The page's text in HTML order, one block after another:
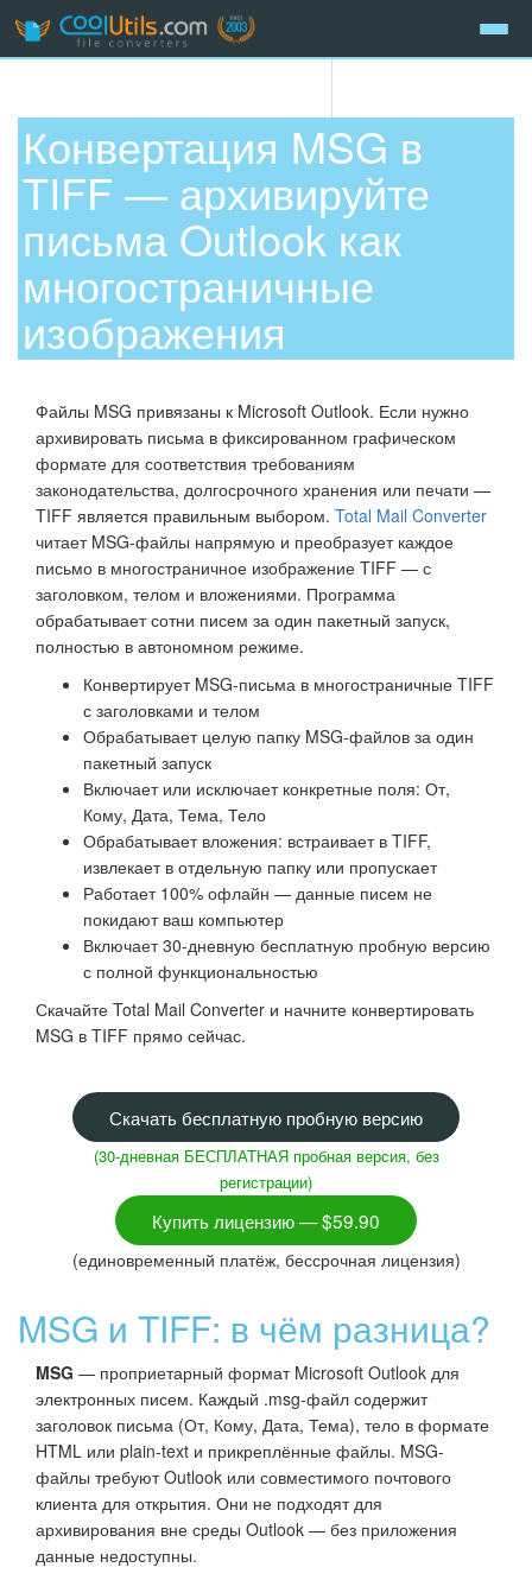
Конвертация MSG в
TIFF — архивируйте
письма Outlook как
многостраничные
изображения
Файлы MSG привязаны к Microsoft Outlook. Если нужно
архивировать письма в фиксированном графическом
формате для соответствия требованиям
законодательства, долгосрочного хранения или печати —
TIFF является правильным выбором. Total Mail Converter
читает MSG-файлы напрямую и преобразует каждое
письмо в многостраничное изображение TIFF — с
заголовком, телом и вложениями. Программа
обрабатывает сотни писем за один пакетный запуск,
полностью в автономном режиме.
Конвертирует MSG-письма в многостраничные TIFF
с заголовками и телом
Обрабатывает целую папку MSG-файлов за один
пакетный запуск
Включает или исключает конкретные поля: От,
Кому, Дата, Тема, Тело
Обрабатывает вложения: встраивает в TIFF,
извлекает в отдельную папку или пропускает
Работает 100% офлайн — данные писем не
покидают ваш компьютер
Включает 30-дневную бесплатную пробную версию
с полной функциональностью
Скачайте Total Mail Converter и начните конвертировать
MSG в TIFF прямо сейчас.
Скачать бесплатную пробную версию
(30-дневная БЕСПЛАТНАЯ пробная версия, без
регистрации)
Купить лицензию — $59.90
(единовременный платёж, бессрочная лицензия)
MSG и TIFF: в чём разница?
MSG — проприетарный формат Microsoft Outlook для
электронных писем. Каждый .msg-файл содержит
заголовок письма (От, Кому, Дата, Тема), тело в формате
HTML или plain-text и прикреплённые файлы. MSG-
файлы требуют Outlook или совместимого почтового
клиента для открытия. Они не подходят для
архивирования вне среды Outlook — без приложения
данные недоступны.